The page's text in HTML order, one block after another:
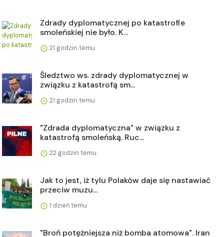
Zdrady dyplomatycznej po katastrofie
smoleńskiej nie było. K...
21 godzin temu
Śledztwo ws. zdrady dyplomatycznej w
związku z katastrofą sm...
21 godzin temu
"Zdrada dyplomatyczna" w związku z
katastrofą smoleńską. Ruc...
22 godzin temu
Jak to jest, iż tylu Polaków daje się nastawiać
przeciw muzu...
1 dzień temu
"Broń potężniejsza niż bomba atomowa". Iran